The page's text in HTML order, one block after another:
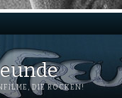
DIE ROCKEN!